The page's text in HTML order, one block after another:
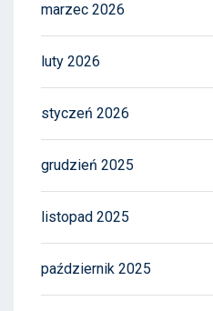
marzec 2026
luty 2026
styczeń 2026
grudzień 2025
listopad 2025
październik 2025